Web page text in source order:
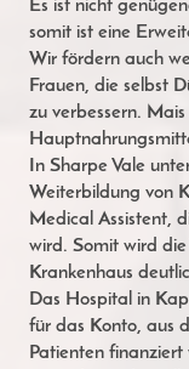
Es ist nicht
somit ist eine
Wir fördern auch
Frauen, die selbst
zu verbessern.
In Sharpe Vale
Weiterbildung von
Medical Assistent,
wird. Somit wird
Krankenhaus
Das Hospital in
für das Konto, aus
Patienten